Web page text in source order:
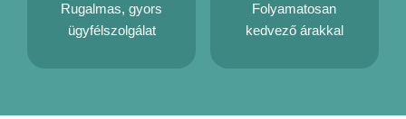
Rugalmas, gyors
ügyfélszolgálat
Folyamatosan
kedvező árakkal